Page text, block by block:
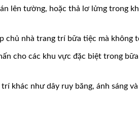
lên tường, hoặc thả lơ lửng trong
chủ nhà trang trí bữa tiệc mà không
cho các khu vực đặc biệt trong
khác như dây ruy băng, ánh sáng